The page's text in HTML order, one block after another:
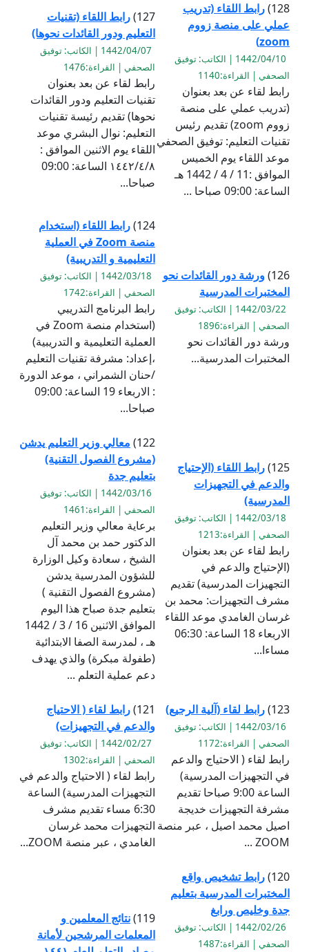
128) رابط اللقاء (تدريب
عملي على منصة زووم
zoom)
1442/04/10 | الكاتب: توفيق
الصحفي | القراءة:1140
رابط لقاء عن بعد بعنوان
(تدريب عملي على منصة
زووم zoom) تقديم رئيس
تقنيات التعليم: توفيق الصحفي
موعد اللقاء يوم الخميس
الموافق :11 / 4 / 1442 هـ
الساعة: 09:00 صباحا ...
127) رابط اللقاء (تقنيات
التعليم ودور القائدات نحوها)
1442/04/07 | الكاتب: توفيق
الصحفي | القراءة:1476
رابط لقاء عن بعد بعنوان
تقنيات التعليم ودور القائدات
نحوها) تقديم رئيسة تقنيات
التعليم: نوال البشري موعد
اللقاء يوم الاثنين الموافق :
١٤٤٢/٤/٨ الساعة: 09:00
صباحا...
126) ورشة دور القائدات نحو
المختبرات المدرسية
1442/03/22 | الكاتب: توفيق
الصحفي | القراءة:1896
ورشة دور القائدات نحو
المختبرات المدرسية...
124) رابط اللقاء (استخدام
منصة Zoom في العملية
التعليمية و التدريبية)
1442/03/18 | الكاتب: توفيق
الصحفي | القراءة:1742
رابط البرنامج التدريبي
(استخدام منصة Zoom في
العملية التعليمية و التدريبية)
،إعداد: مشرفة تقنيات التعليم
/حنان الشمراني ، موعد الدورة
: الاربعاء 19 الساعة: 09:00
صباحا...
125) رابط اللقاء (الإحتياج
والدعم في التجهيزات
المدرسية)
1442/03/18 | الكاتب: توفيق
الصحفي | القراءة:1213
رابط لقاء عن بعد بعنوان
(الإحتياج والدعم في
التجهيزات المدرسية) تقديم
مشرف التجهيزات: محمد بن
غرسان الغامدي موعد اللقاء
الاربعاء 18 الساعة: 06:30
مساءا...
122) معالي وزير التعليم يدشن
(مشروع الفصول التقنية)
بتعليم جدة
1442/03/16 | الكاتب: توفيق
الصحفي | القراءة:1461
برعاية معالي وزير التعليم
الدكتور حمد بن محمد آل
الشيخ ، سعادة وكيل الوزارة
للشؤون المدرسية يدشن
(مشروع الفصول التقنية )
بتعليم جدة صباح هذا اليوم
الموافق الاثنين 16 / 3 / 1442
هـ ، لمدرسة الصفا الابتدائية
(طفولة مبكرة) والذي يهدف
دعم عملية التعلم ...
123) رابط لقاء (آلية الرجيع)
1442/03/16 | الكاتب: توفيق
الصحفي | القراءة:1172
رابط لقاء ( الاحتياج والدعم
في التجهيزات المدرسية)
الساعة 9:00 صباحا تقديم
مشرفة التجهيزات خديجة
اصيل محمد اصيل ، عبر منصة
ZOOM ...
121) رابط لقاء ( الاحتياج
والدعم في التجهيزات)
1442/02/27 | الكاتب: توفيق
الصحفي | القراءة:1302
رابط لقاء ( الاحتياج والدعم في
التجهيزات المدرسية) الساعة
6:30 مساء تقديم مشرف
التجهيزات محمد غرسان
الغامدي ، عبر منصة ZOOM...
120) رابط تشخيص واقع
المختبرات المدرسية بتعليم
جدة وخليص ورابغ
1442/02/26 | الكاتب: توفيق
الصحفي | القراءة:1487
119) نتائج المعلمين و
المعلمات المرشحين لأمانة